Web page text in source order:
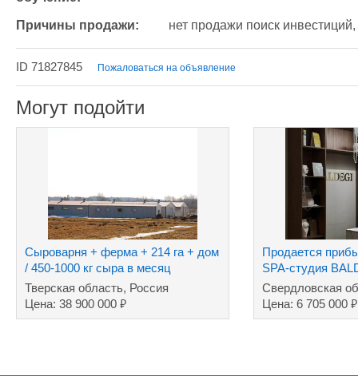
Причины продажи: нет продажи поиск
ID 71827845 Пожаловаться на объявление
Могут подойти
Сыроварня + ферма + 214 га + дом
/ 450-1000 кг сыра в месяц
Тверская область, Россия
Цена: 38 900 000 ₽
Продается
SPA-студия
Свердловская
Цена: 6 705 000₽